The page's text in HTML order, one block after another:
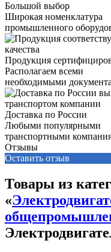
Большой выбор
Широкая номенклатура
промышленного
Продукция
Располагаем всеми
необходимыми
Доставка по России
Любыми популярными
транспортными
Отзывы
Оставить отзыв
Товары из
«